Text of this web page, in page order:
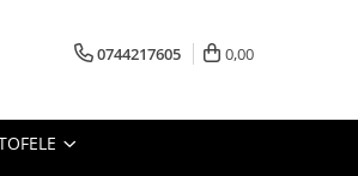
0744217605 0,00